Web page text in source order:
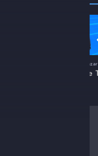
8 Haziran 2026,
Müge Anlı ile